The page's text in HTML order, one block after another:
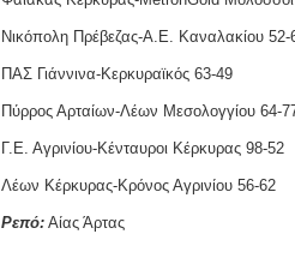
Νικόπολη Πρέβεζας-Α.Ε. Καναλακίου 52-
ΠΑΣ Γιάννινα-Κερκυραϊκός 63-49
Πύρρος Αρταίων-Λέων Μεσολογγίου 64-
Γ.Ε. Αγρινίου-Κένταυροι Κέρκυρας 98-52
Λέων Κέρκυρας-Κρόνος Αγρινίου 56-62
Ρεπό: Αίας Άρτας